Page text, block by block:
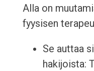
Alla on
fyysisen
Se auttaa
hakijoista: